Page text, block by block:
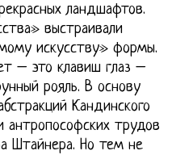
ландшафтов.
выстраивали
искусству» формы.
– это клавиш глаз –
рояль. В основу
Кандинского
антропософских трудов
Штайнера. Но тем не